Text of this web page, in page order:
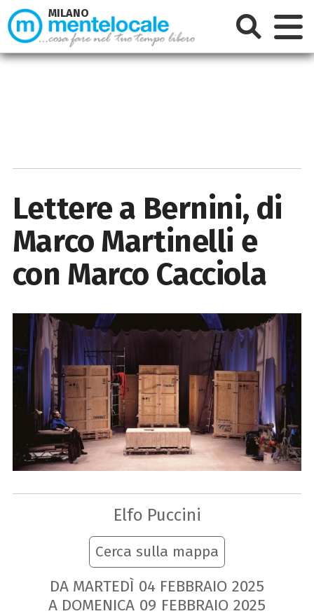
Lettere a Bernini, di
Marco Martinelli e
con Marco Cacciola
Elfo Puccini
Cerca sulla mappa
DA MARTEDÌ 04 FEBBRAIO 2025
A DOMENICA 09 FEBBRAIO 2025
MILANO